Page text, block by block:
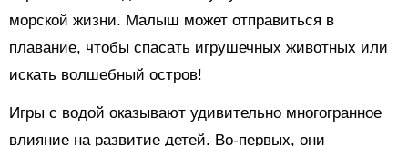
морской жизни. Малыш может отправиться в
плавание, чтобы спасать игрушечных животных или
искать волшебный остров!
Игры с водой оказывают удивительно многогранное
влияние на развитие детей. Во-первых, они